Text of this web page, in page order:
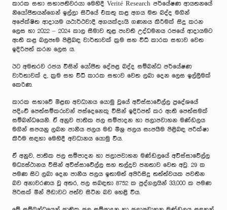
කාරක සභා සභාපතිවරයා මෙහිදී Verité Research පර්යේෂණ ආයතනයේ
නියෝජිතයන්ගෙන් ඉල්ලා සිටියේ එකතු කළ අගය මත බද්ද මගින්
අපේක්ෂිත ආදායම යථාර්ථවාදී අගයක්දැයි ගණනය කිරීමක් සිදු කරන
ලෙස හා 2022 – 2024 කාල සීමාව තුළ පැවති උද්ධමනය රජයේ ආදායමට
ඇති කළ බලපෑම පිළිබඳ වාර්තාවක් ක්‍රම සහ විධි කාරක සභාව වෙත
ඉදිරිපත් කරන ලෙස ය.
ඊට අමතරව රජය විසින් යෝජිත දේපළ බද්ද සම්බන්ධ පර්යේෂණ
වාර්තාවක් ද, ක්‍රම සහ විධි කාරක සභාව වෙත ලබා දෙන ලෙස ඉල්ලීමක්
කෙරිණ.
කාරක සභාවේ මීළඟ අවධානය යොමු වූයේ අවිස්සාවේල්ල ප්‍රදේශයේ
පදිංචි පෙත්සම්කරුවන් පස්දෙනෙකු විසින් ඉදිරිපත් කර ඇති පෙත්සමක්
සම්බන්ධයෙනි. ඒ අනුව ජාතික ජල සම්පාදන හා ජලාපවාහන මණ්ඩලය
මගින් සපයනු ලබන පානීය ජලය මඩ මිශ්‍ර ජලය සැපයීම පිළිබඳ පරීක්ෂා
කිරීම සඳහා මෙහිදී අවධානය යොමු විය.
ඒ අනුව, ජාතික ජල සම්පාදන හා ජලාපවාහන මණ්ඩලයේ අවිස්සාවේල්ල
මධ්‍යස්ථානය විසින් අවිස්සාවේල්ල සහ තල්දූව ජනතාව වෙත අවු. 29 ක
පමණ සිට ලබා දෙන පානීය ජලය ඉතාමත් අපිරිසිදු තත්ත්වයක පවතින
බව අනාවරණය වූ අතර, ජල සබඳතා 8752 ක පුද්ගලයින් 33,000 ක පමණ
පිරිසක් මින් පීඩාවට පත්ව සිටින බව හෙළි විය.